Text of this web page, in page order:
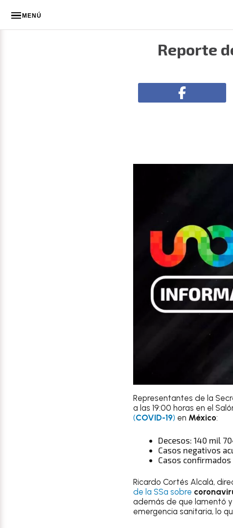
MENÚ
Reporte
Representantes de la
a las 19:00 horas en el
(COVID-19) en México:
Decesos: 140 mil
Casos negativos
Casos confirmados
Ricardo Cortés Alcalá,
de la SSa sobre
además de que lamentó y
emergencia sanitaria, lo